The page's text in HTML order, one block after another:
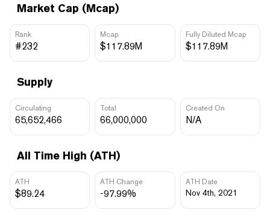
Market Cap (Mcap)
Rank
#232
Mcap
$117.89M
Fully Diluted Mcap
$117.89M
Supply
Circulating
65,652,466
Total
66,000,000
Created On
N/A
All Time High (ATH)
ATH
$89.24
ATH Change
-97.99%
ATH Date
Nov 4th, 2021